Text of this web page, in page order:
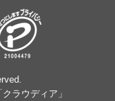
ラウディア」